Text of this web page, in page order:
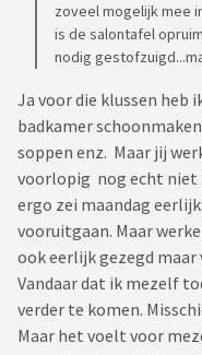
zoveel mogelijk mee
is de salontafel
nodig
Ja voor die klussen heb
badkamer
soppen enz. Maar jij
voorlopig nog echt niet
ergo zei maandag
vooruitgaan. Maar
ook eerlijk gezegd
Vandaar dat ik mezelf
verder te komen.
Maar het voelt voor